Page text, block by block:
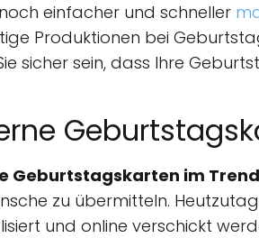
einfacher und schneller
Produktionen bei
sicher sein, dass Ihre
Geburtstagskarten im Trend
zu übermitteln.
und online verschickt